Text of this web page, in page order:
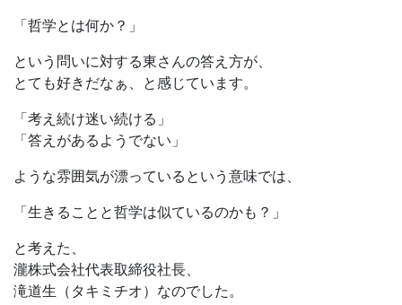
「哲学とは何か？」
という問いに対する東さんの答え方が、
とても好きだなぁ、と感じています。
「考え続け迷い続ける」
「答えがあるようでない」
ような雰囲気が漂っているという意味では、
「生きることと哲学は似ているのかも？」
と考えた、
瀧株式会社代表取締役社長、
滝道生（タキミチオ）なのでした。